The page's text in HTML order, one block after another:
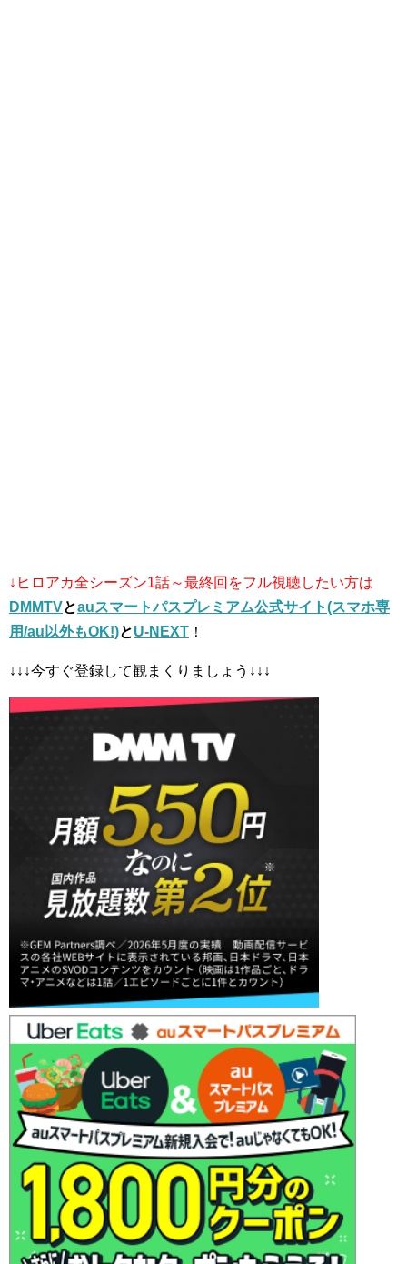
↓ヒロアカ全シーズン1話～最終回をフル視聴したい方は
DMMTVとauスマートパスプレミアム公式サイト(スマホ専
用/au以外もOK!)とU-NEXT ！
↓↓↓今すぐ登録して観まくりましょう↓↓↓